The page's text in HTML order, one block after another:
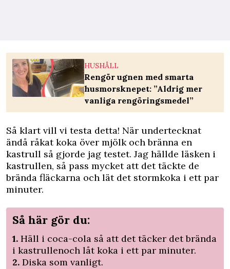
HUSHÅLL
Rengör ugnen med smarta
husmorsknepet: ”Aldrig mer
vanliga rengöringsmedel”
Så klart vill vi testa detta! När undertecknat
ändå råkat koka över mjölk och bränna en
kastrull så gjorde jag testet. Jag hällde läsken i
kastrullen, så pass mycket att det täckte de
brända fläckarna och lät det stormkoka i ett par
minuter.
Så här gör du:
1. Häll i coca-cola så att det täcker det brända
i kastrullenoch låt koka i ett par minuter.
2. Diska som vanligt.